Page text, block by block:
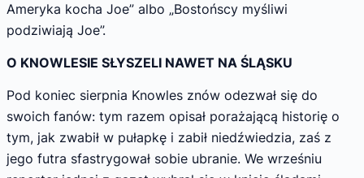
Ameryka kocha Joe” albo „Bostońscy myśliwi
podziwiają Joe”.
O KNOWLESIE SŁYSZELI NAWET NA ŚLĄSKU
Pod koniec sierpnia Knowles znów ode­zwał się do
swoich fanów: tym razem opisał porażającą historię o
tym, jak zwabił w pułapkę i zabił niedźwiedzia, zaś z
jego futra sfastrygował sobie ubranie. We wrześniu